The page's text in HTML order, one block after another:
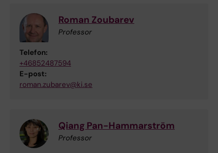
Roman Zoubarev
Professor
Telefon:
+46852487594
E-post:
roman.zubarev@ki.se
Qiang Pan-Hammarström
Professor